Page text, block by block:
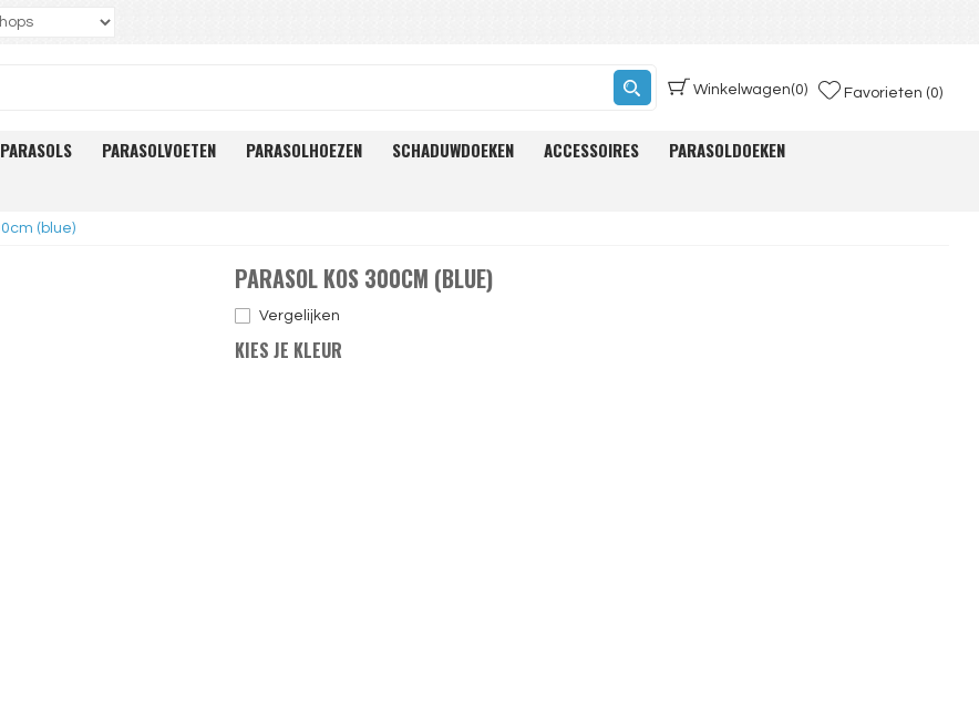
Winkelwagen(0) Favorieten (0)
PARASOLVOETEN PARASOLHOEZEN SCHADUWDOEKEN ACCESSOIRES
PARASOLDOEKEN
(blue)
PARASOL KOS 300CM (BLUE)
Vergelijken
KIES JE KLEUR